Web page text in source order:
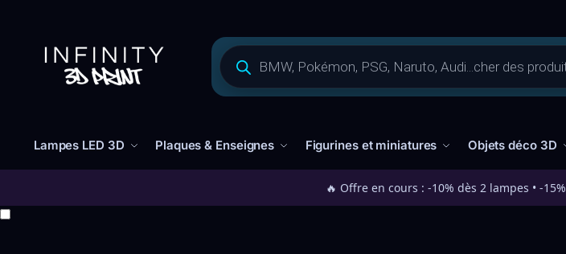
Lampes LED 3D Plaques & Enseignes Figurines et miniatures Objets déco 3D
🔥 Offre en cours : -10% dès 2 lampes • -